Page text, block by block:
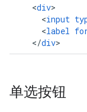
<div
<input
<label
</div>
单选按钮